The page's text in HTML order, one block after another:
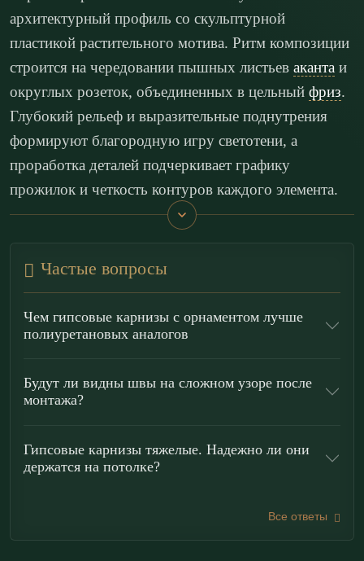
архитектурный профиль со скульптурной
пластикой растительного мотива. Ритм композиции
строится на чередовании пышных листьев аканта и
округлых розеток, объединенных в цельный фриз.
Глубокий рельеф и выразительные поднутрения
формируют благородную игру светотени, а
проработка деталей подчеркивает графику
прожилок и четкость контуров каждого элемента.
По характеру рисунка и пропорциям карниз
эстетики Ампира и Классицизма: он
пространству торжественность и завершенность.
представительских гостиных и кабинетов, где важен
статусный акцент и архитектурная цельность.
Преимущества лепнины
«ЭКОЛЕПНИНА»
гипс Г-16 передает
Частые вопросы
Чем гипсовые карнизы с орнаментом лучше
полиуретановых аналогов
Будут ли видны швы на сложном узоре после
монтажа?
Гипсовые карнизы тяжелые. Надежно ли они
держатся на потолке?
Все ответы